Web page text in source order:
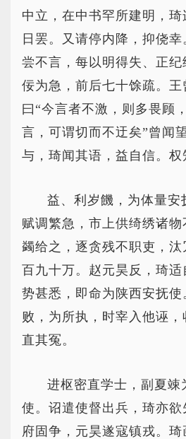
中立，在中书罕所建明，琦
日罢。又请停内降，抑侥
尝不言，每以明得失、正
佞为急，前后七十馀疏。王
曰“今言者不激，则多畏顾
言，可谓切而不迂矣”曾闻
与，琦闻其语，益自信。权
益、利岁饑，为体量安
赋调繁急，市上供绮绣诸物
蠲给之，逐贪残不职吏，
百九十万。赵元昊反，琦
势甚悉，即命为陕西安抚使
败，为所执，时宰入他诬
直其冤。
进枢密直学士，副夏竦
使。诏遣使督出兵，琦亦
府固争，元昊遂寇镇戎。琦